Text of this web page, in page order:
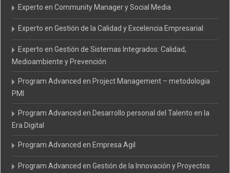
Experto en Community Manager y Social Media
Experto en Gestión de la Calidad y Excelencia Empresarial
Experto en Gestión de Sistemas Integrados: Calidad,
Medioambiente y Prevención
Program Advanced en Project Management – metodologia
PMI
Program Advanced en Desarrollo personal del Talento en la
Era Digital
Program Advanced en Empresa Agil
Program Advanced en Gestión de la Innovación y Proyectos